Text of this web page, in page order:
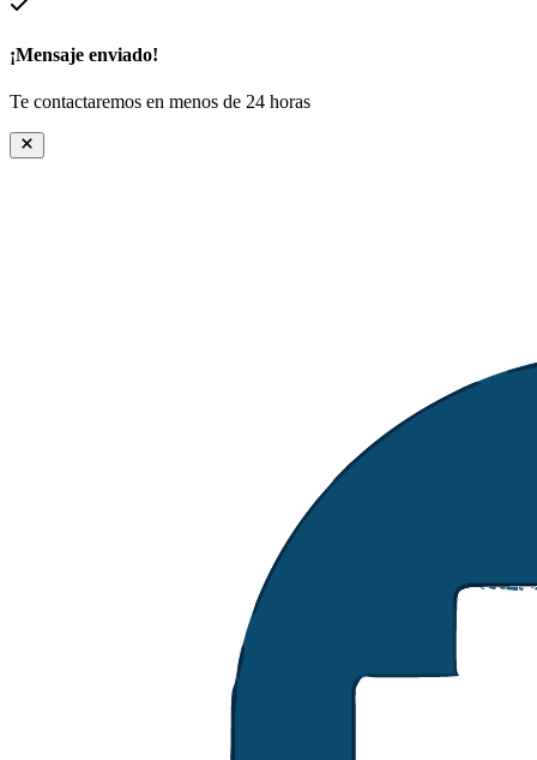
¡Mensaje enviado!
Te contactaremos en menos de 24 horas